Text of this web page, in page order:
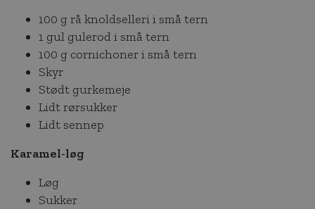
100 g rå knoldselleri i små tern
1 gul gulerod i små tern
100 g cornichoner i små tern
Skyr
Stødt gurkemeje
Lidt rørsukker
Lidt sennep
Karamel-løg
Løg
Sukker